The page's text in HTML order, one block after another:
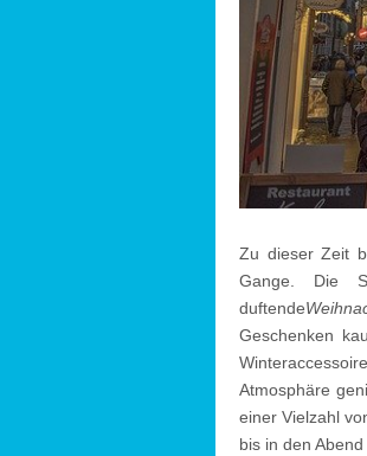
Zu dieser Zeit
Gange. Die
duftende
Geschenken
Atmosphäre
einer Vielzahl
bis in den